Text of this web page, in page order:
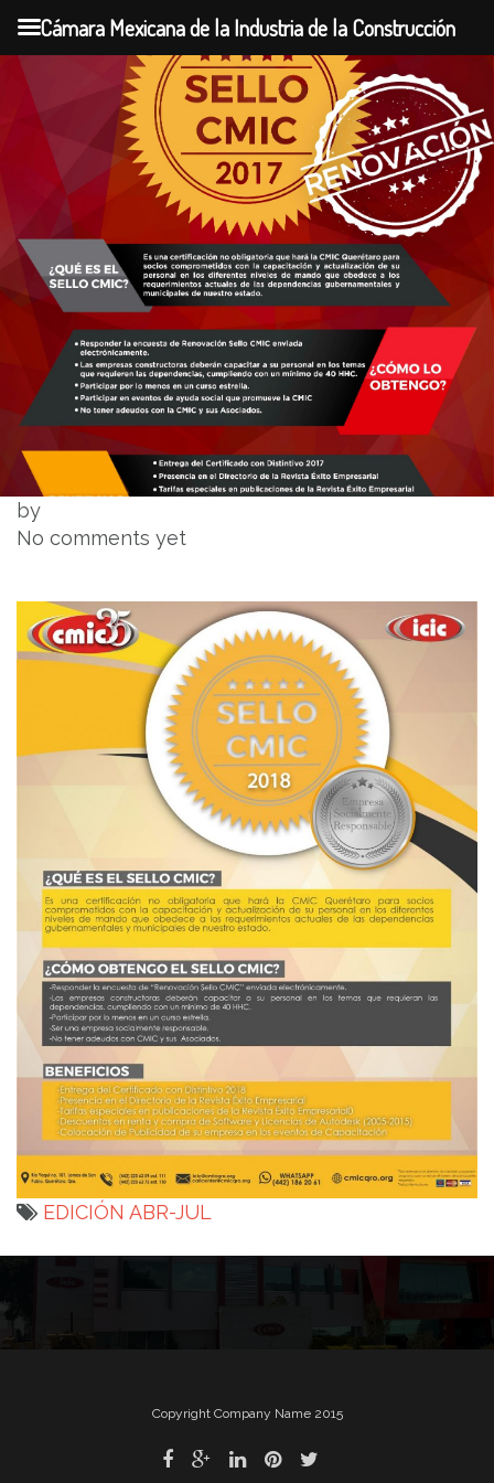
Skip
content
by
No comments yet
EDICIÓN ABR-JUL
entradas
Copyright Company Name 2015
Cámara Mexicana de la Industria de la Construcción